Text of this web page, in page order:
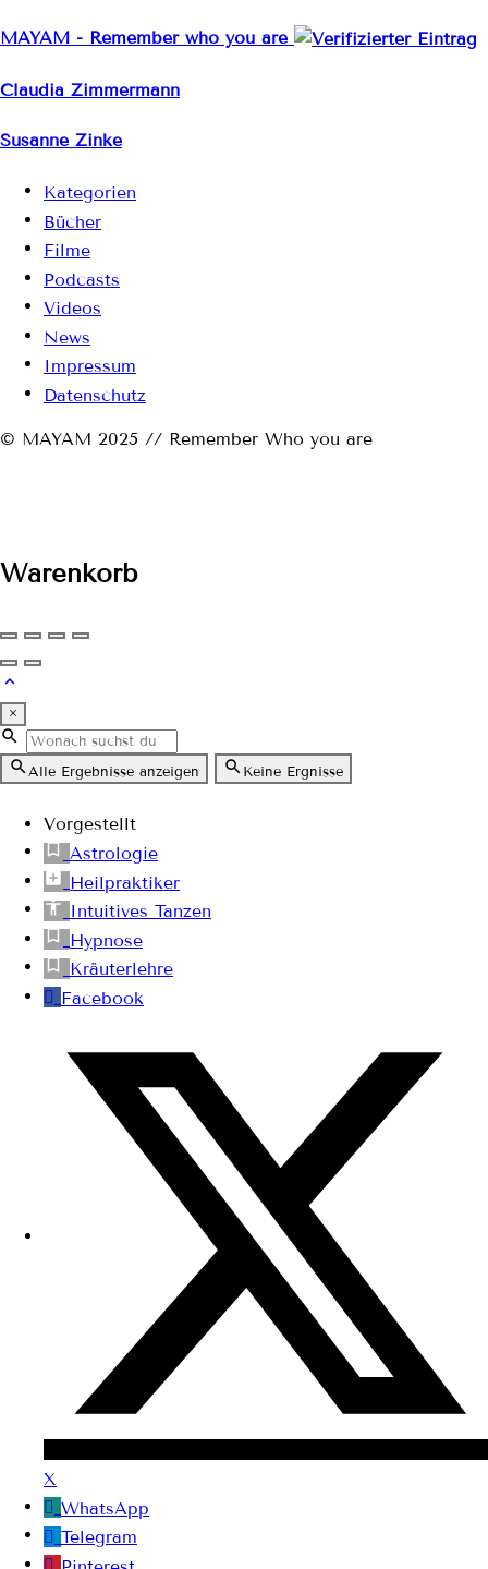
MAYAM - Remember who you are
Claudia Zimmermann
Susanne Zinke
Kategorien
Bücher
Filme
Podcasts
Videos
News
Impressum
Datenschutz
© MAYAM 2025 // Remember Who you are
Warenkorb
×
Alle Ergebnisse anzeigen Keine Ergnisse
Vorgestellt
Astrologie
Heilpraktiker
Intuitives Tanzen
Hypnose
Kräuterlehre
Facebook
X
WhatsApp
Telegram